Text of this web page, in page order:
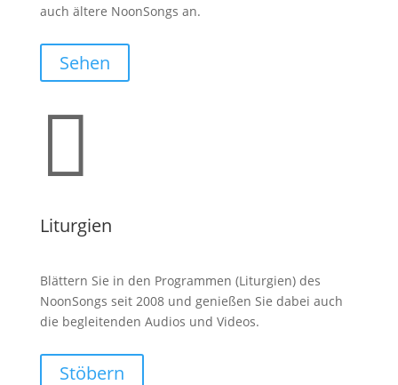
auch ältere NoonSongs an.
Sehen

Liturgien
Blättern Sie in den Programmen (Liturgien) des
NoonSongs seit 2008 und genießen Sie dabei auch
die begleitenden Audios und Videos.
Stöbern